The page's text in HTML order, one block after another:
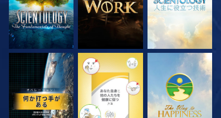
観る 観る 観る